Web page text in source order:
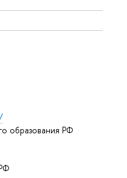
образования РФ